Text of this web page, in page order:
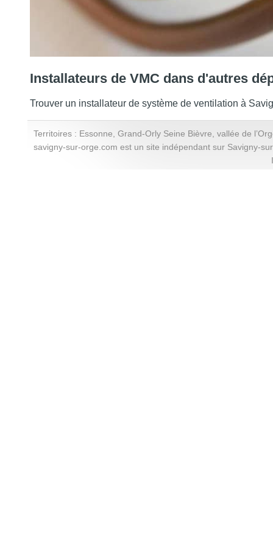
Installateurs de VMC dans d'autres
Trouver un installateur de système de ventilation à
Territoires : Essonne, Grand-Orly Seine Bièvre, vallée de
savigny-sur-orge.com est un site indépendant sur Savigny-